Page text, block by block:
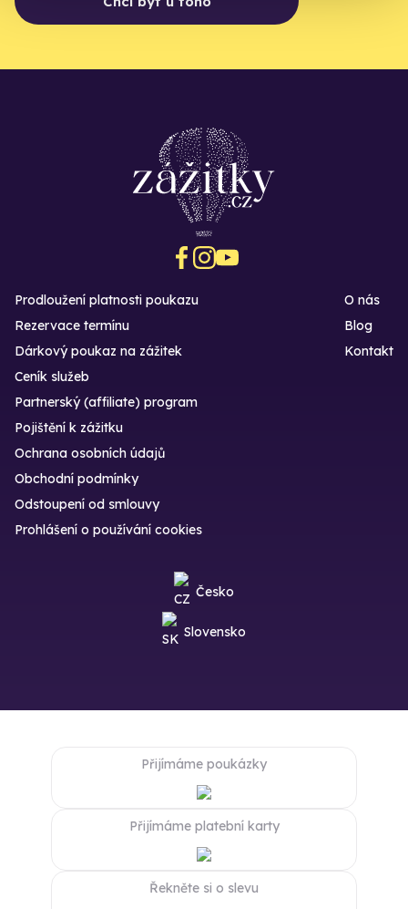
Prodloužení platnosti poukazu
Rezervace termínu
Dárkový poukaz na zážitek
O nás
Blog
Kontakt
Ceník služeb
Partnerský (affiliate) program
Pojištění k zážitku
Ochrana osobních údajů
Obchodní podmínky
Odstoupení od smlouvy
Prohlášení o používání cookies
Česko
Slovensko
Přijímáme poukázky
Přijímáme platební karty
Řekněte si o slevu